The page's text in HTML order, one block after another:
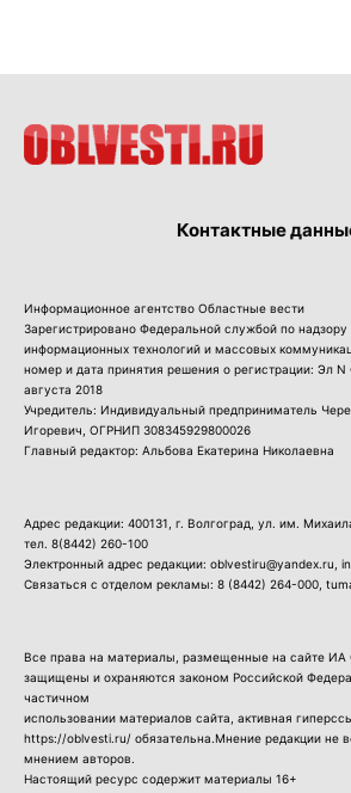
Контактные
Информационное агентство Областные вести
Зарегистрировано Федеральной службой по надзору
информационных технологий и массовых
номер и дата принятия решения о регистрации: Эл
августа 2018
Учредитель: Индивидуальный предприниматель
Игоревич, ОГРНИП 308345929800026
Главный редактор: Альбова Екатерина Николаевна
Адрес редакции: 400131, г. Волгоград, ул. им.
тел. 8(8442) 260-100
Электронный адрес редакции: oblvestiru@yandex.ru,
Связаться с отделом рекламы: 8 (8442) 264-000 ,
Все права на материалы, размещенные на сайте ИА
защищены и охраняются законом Российской
частичном
использовании материалов сайта, активная
https://oblvesti.ru/ обязательна.Мнение редакции не
мнением авторов.
Настоящий ресурс содержит материалы 16+